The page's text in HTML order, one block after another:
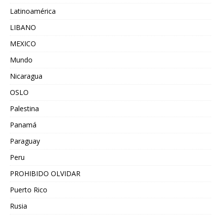
Latinoamérica
LIBANO
MEXICO
Mundo
Nicaragua
OSLO
Palestina
Panamá
Paraguay
Peru
PROHIBIDO OLVIDAR
Puerto Rico
Rusia